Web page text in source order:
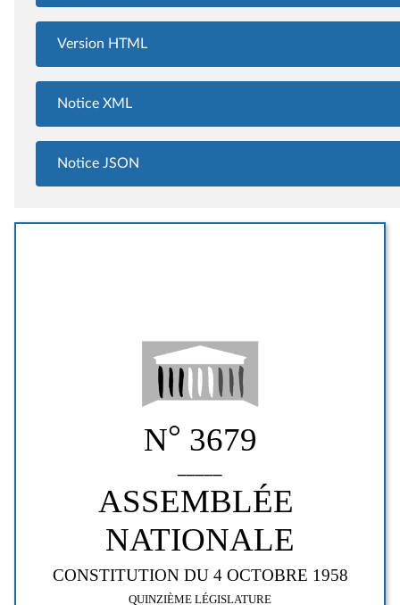
Version HTML
Notice XML
Notice JSON